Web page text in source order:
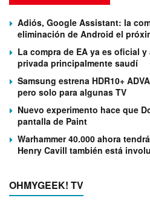
Adiós, Google Assistant: la
eliminación de Android el
La compra de EA ya es oficial
privada principalmente saudí
Samsung estrena HDR10+
pero solo para algunas TV
Nuevo experimento hace que
pantalla de Paint
Warhammer 40.000 ahora
Henry Cavill también está
OHMYGEEK! TV